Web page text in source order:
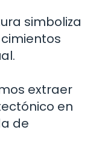
simboliza
extraer
en
de